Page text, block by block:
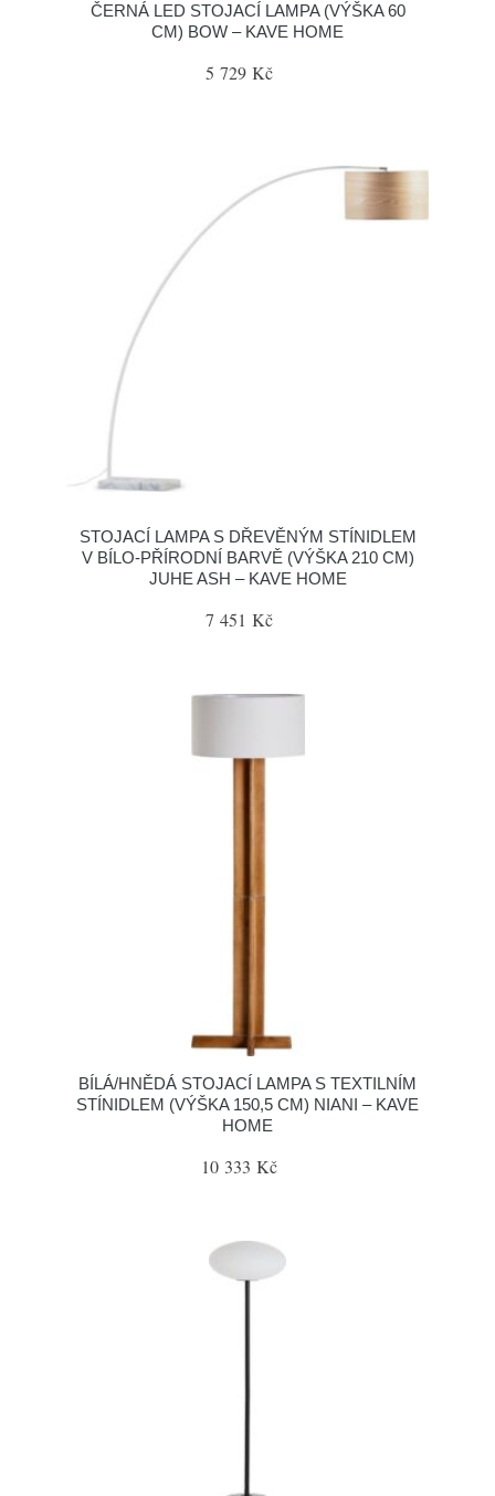
ČERNÁ LED STOJACÍ LAMPA (VÝŠKA 60
CM) BOW – KAVE HOME
5 729 Kč
STOJACÍ LAMPA S DŘEVĚNÝM STÍNIDLEM
V BÍLO-PŘÍRODNÍ BARVĚ (VÝŠKA 210 CM)
JUHE ASH – KAVE HOME
7 451 Kč
BÍLÁ/HNĚDÁ STOJACÍ LAMPA S TEXTILNÍM
STÍNIDLEM (VÝŠKA 150,5 CM) NIANI – KAVE
HOME
10 333 Kč